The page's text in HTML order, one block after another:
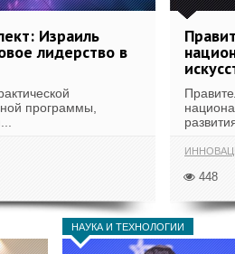
Израиль
лидерство в
программы,
448
НАУКА И ТЕХНОЛОГИИ